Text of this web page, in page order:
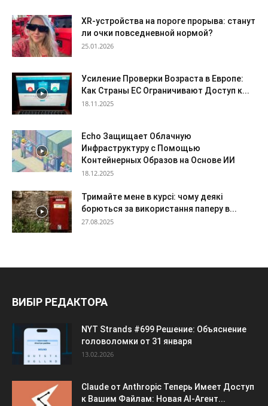
XR-устройства на пороге прорыва: станут
ли очки повседневной нормой?
25.01.2026
Усиление Проверки Возраста в Европе:
Как Страны ЕС Ограничивают Доступ к...
18.11.2025
Echo Защищает Облачную
Инфраструктуру с Помощью
Контейнерных Образов на Основе ИИ
18.12.2025
Тримайте мене в курсі: чому деякі
борються за використання паперу в...
27.08.2025
ВИБІР РЕДАКТОРА
NYT Strands #699 Решение: Объяснение
головоломки от 31 января
13.02.2026
Claude от Anthropic Теперь Имеет Доступ
к Вашим Файлам: Новая AI-Агент...